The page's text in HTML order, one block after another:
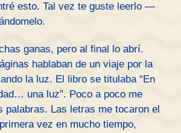
esto. Tal vez te guste leerlo —
ganas, pero al final lo abrí.
hablaban de un viaje por la
la luz. El libro se titulaba “En
una luz”. Poco a poco me
palabras. Las letras me tocaron el
vez en mucho tiempo,